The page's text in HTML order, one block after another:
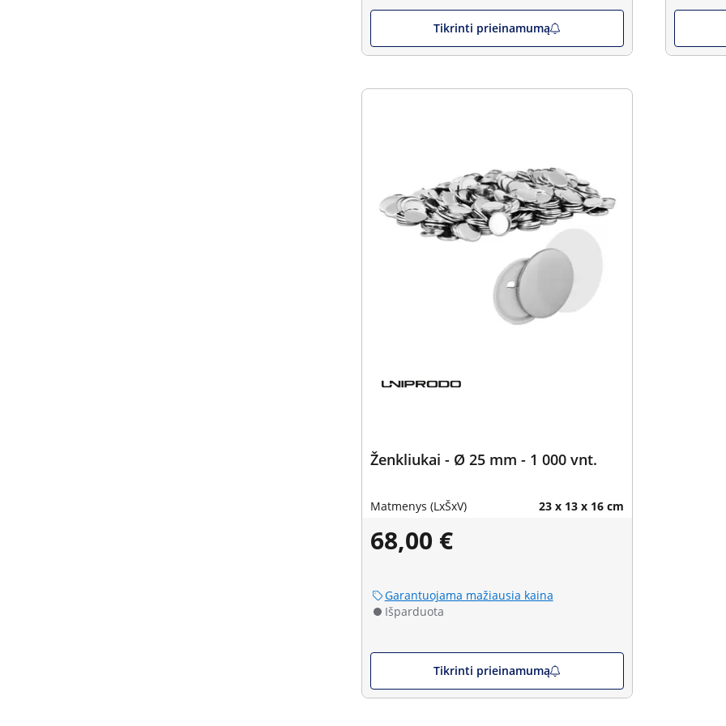
Tikrinti prieinamumą
Ženkliukai - Ø 25 mm - 1 000 vnt.
Matmenys (LxŠxV) 23 x 13 x 16 cm
68,00 €
Garantuojama mažiausia kaina
Išparduota
Tikrinti prieinamumą